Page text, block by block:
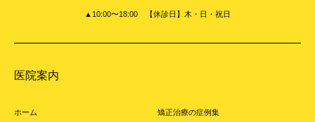
▲10:00〜18:00 【休診日】木・日・祝日
医院案内
ホーム 矯正治療の症例集